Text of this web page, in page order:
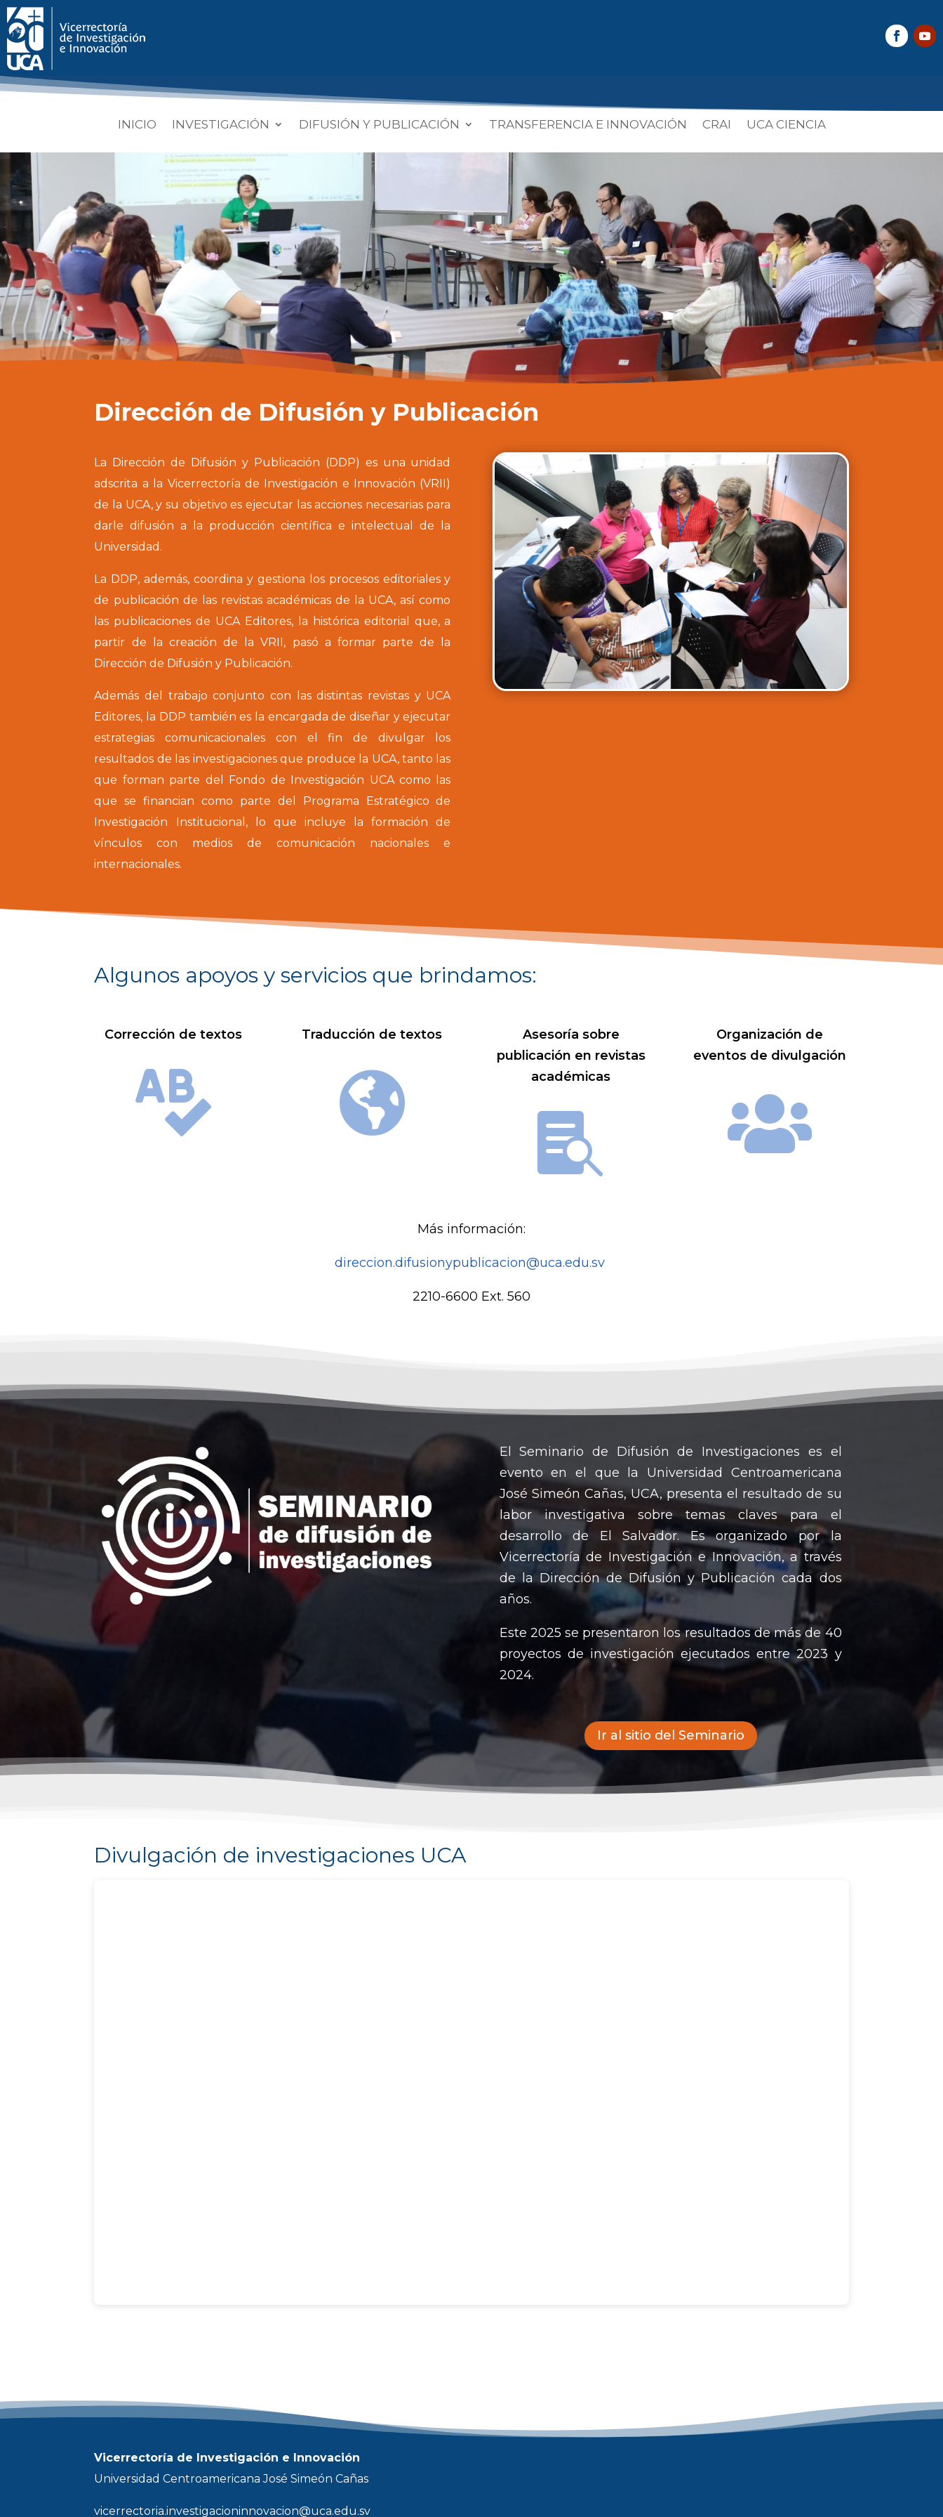
INICIO INVESTIGACIÓN DIFUSIÓN Y PUBLICACIÓN TRANSFERENCIA E INNOVACIÓN CRAI UCA CIENCIA
Dirección de Difusión y Publicación
La Dirección de Difusión y Publicación (DDP) es una unidad
adscrita a la Vicerrectoría de Investigación e Innovación (VRII)
de la UCA, y su objetivo es ejecutar las acciones necesarias para
darle difusión a la producción científica e intelectual de la
Universidad.
La DDP, además, coordina y gestiona los procesos editoriales y
de publicación de las revistas académicas de la UCA, así como
las publicaciones de UCA Editores, la histórica editorial que, a
partir de la creación de la VRII, pasó a formar parte de la
Dirección de Difusión y Publicación.
Además del trabajo conjunto con las distintas revistas y UCA
Editores, la DDP también es la encargada de diseñar y ejecutar
estrategias comunicacionales con el fin de divulgar los
resultados de las investigaciones que produce la UCA, tanto las
que forman parte del Fondo de Investigación UCA como las
que se financian como parte del Programa Estratégico de
Investigación Institucional, lo que incluye la formación de
vínculos con medios de comunicación nacionales e
internacionales.
Algunos apoyos y servicios que brindamos:
Corrección de textos

Traducción de textos

Asesoría sobre
publicación en revistas
académicas

Organización de
eventos de divulgación

Más información:
direccion.difusionypublicacion@uca.edu.sv
2210-6600 Ext. 560
El Seminario de Difusión de Investigaciones es el
evento en el que la Universidad Centroamericana
José Simeón Cañas, UCA, presenta el resultado de su
labor investigativa sobre temas claves para el
desarrollo de El Salvador. Es organizado por la
Vicerrectoría de Investigación e Innovación, a través
de la Dirección de Difusión y Publicación cada dos
años.
Este 2025 se presentaron los resultados de más de 40
proyectos de investigación ejecutados entre 2023 y
2024.
Ir al sitio del Seminario
Divulgación de investigaciones UCA
Vicerrectoría de Investigación e Innovación
Universidad Centroamericana José Simeón Cañas
vicerrectoria.investigacioninnovacion@uca.edu.sv